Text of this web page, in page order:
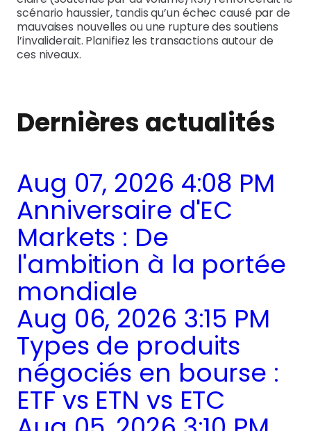
scénario haussier, tandis qu’un échec causé par de
mauvaises nouvelles ou une rupture des soutiens
l’invaliderait. Planifiez les transactions autour de
ces niveaux.
Dernières actualités
Aug 07, 2026 4:08 PM
Anniversaire d'EC
Markets : De
l'ambition à la portée
mondiale
Aug 06, 2026 3:15 PM
Types de produits
négociés en bourse :
ETF vs ETN vs ETC